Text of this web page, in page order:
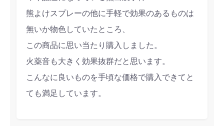
熊よけスプレーの他に手軽で効果のあるものは
無いか物色していたところ、
この商品に思い当たり購入しました。
火薬音も大きく効果抜群だと思います。
こんなに良いものを手頃な価格で購入できてと
ても満足しています。